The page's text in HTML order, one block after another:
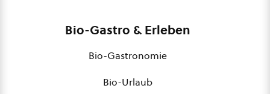
Bio-Gastro & Erleben
Bio-Gastronomie
Bio-Urlaub